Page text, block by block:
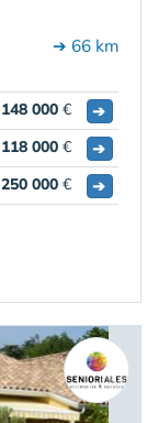
➔ 66 km
148 000 €
➔
118 000 €
➔
250 000 € ➔